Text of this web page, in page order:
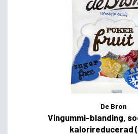
De Bron
Vingummi-blanding,
kalorireducerad